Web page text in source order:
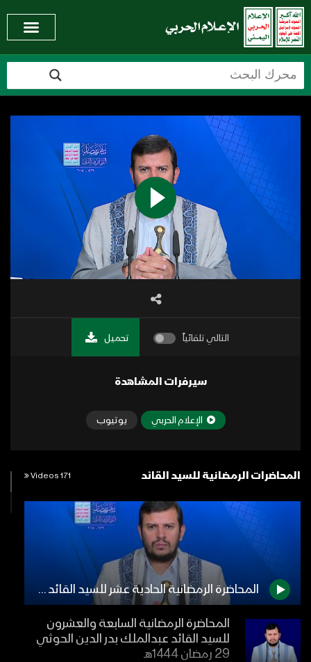
التالي تلقائياً تحميل
سيرفرات المشاهدة
الإعلام الحربي يوتيوب
المحاضرات الرمضانية للسيد القائد 171 Videos
المحاضرة الرمضانية الحادية عشر للسيد القائد عبدالملك بدرالدين الحوثي 13 رمضان 1439هـ
المحاضرة الرمضانية السابعة والعشرون
للسيد القائد عبدالملك بدر الدين الحوثي
29 رمضان 1444هـ